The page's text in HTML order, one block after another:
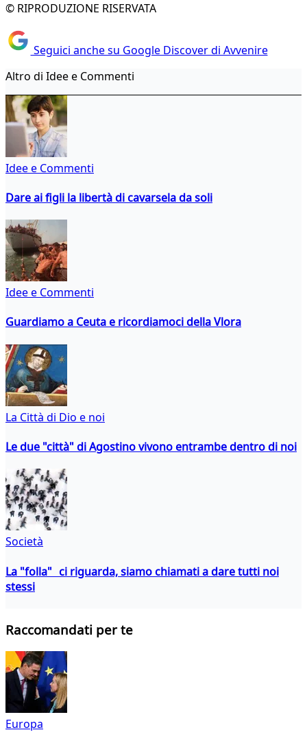
© RIPRODUZIONE RISERVATA
Seguici anche su Google Discover di Avvenire
Altro di Idee e Commenti
Idee e Commenti
Dare ai figli la libertà di cavarsela da soli
Idee e Commenti
Guardiamo a Ceuta e ricordiamoci della Vlora
La Città di Dio e noi
Le due "città" di Agostino vivono entrambe dentro di noi
Società
La "folla" ci riguarda, siamo chiamati a dare tutti noi
stessi
Raccomandati per te
Europa